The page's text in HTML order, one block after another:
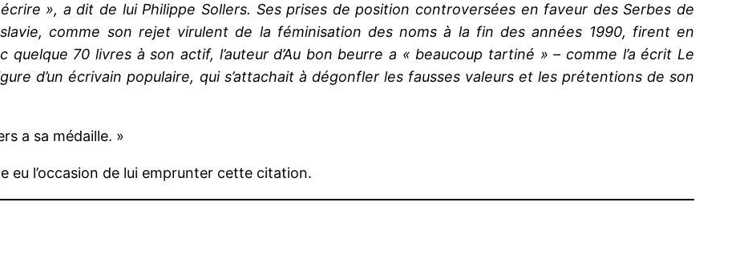
», a dit de lui Philippe Sollers. Ses prises de position controversées en faveur des Serbes de
comme son rejet virulent de la féminisation des noms à la fin des années 1990, firent en
70 livres à son actif, l’auteur d’Au bon beurre a « beaucoup tartiné » – comme l’a écrit Le
d’un écrivain populaire, qui s’attachait à dégonfler les fausses valeurs et les prétentions de son
a sa médaille. »
eu l’occasion de lui emprunter cette citation.